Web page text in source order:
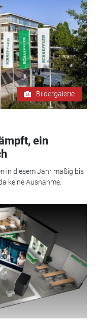
Bildergalerie
ein
in diesem Jahr mäßig bis
keine Ausnahme.